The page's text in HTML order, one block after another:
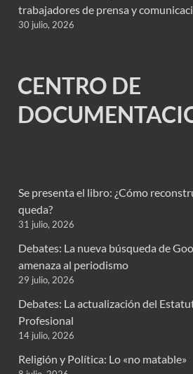
trabajadores de prensa y
30 julio, 2026
CENTRO DE
Se presenta el libro: ¿Cómo
queda?
31 julio, 2026
Debates: La nueva búsqueda de
amenaza al periodismo
29 julio, 2026
Debates: La actualización del
Profesional
14 julio, 2026
Religión y Política: Lo «no matable»